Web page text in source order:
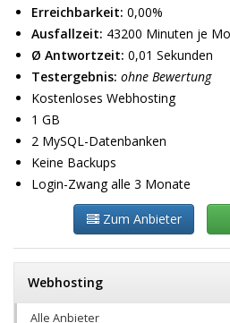
Erreichbarkeit: 0,00%
Ausfallzeit: 43200 Minuten je
Ø Antwortzeit: 0,01 Sekunden
Testergebnis: ohne Bewertung
Kostenloses Webhosting
1 GB
2 MySQL-Datenbanken
Keine Backups
Login-Zwang alle 3 Monate
Zum Anbieter
Webhosting
Alle Anbieter